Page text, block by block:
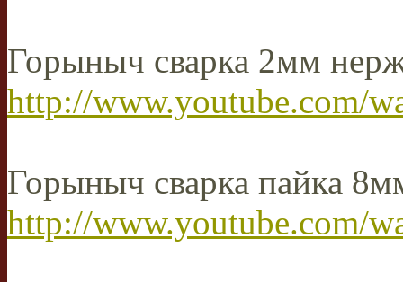
Горыныч сварка 2мм
http://www.youtube.com/
Горыныч сварка пайка
http://www.youtube.com/